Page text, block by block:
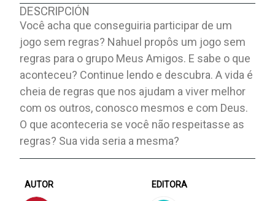
DESCRIPCIÓN
Você acha que conseguiria participar de um
jogo sem regras? Nahuel propôs um jogo sem
regras para o grupo Meus Amigos. E sabe o que
aconteceu? Continue lendo e descubra. A vida é
cheia de regras que nos ajudam a viver melhor
com os outros, conosco mesmos e com Deus.
O que aconteceria se você não respeitasse as
regras? Sua vida seria a mesma?
AUTOR EDITORA